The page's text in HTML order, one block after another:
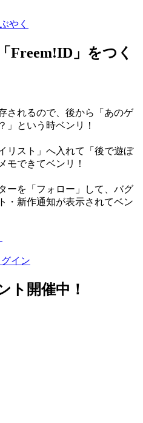
やく
Freem!ID 」をつく
されるので、後から「あのゲ
」という時ベンリ！
リスト」へ入れて「後で遊ぼ
モできてベンリ！
ーを「フォロー」して、バグ
・新作通知が表示されてベン
イン
ト開催中！